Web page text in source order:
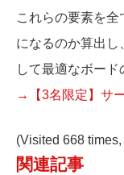
これらの要素を
になるのか算出し
して最適なボード
→【3名限定】サ
(Visited 668
関連記事